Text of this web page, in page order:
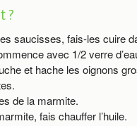
?
saucisses, fais-les cuire
avec 1/2 verre
et hache les oignons
de la marmite.
fais chauffer l’huile.